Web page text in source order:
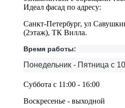
Идеал фасад по адресу:
Санкт-Петербург, ул
(2этаж), ТК Вилла.
Время работы:
Понедельник - Пятница с
Суббота с 11:00 - 16:00
Воскресенье - выходной